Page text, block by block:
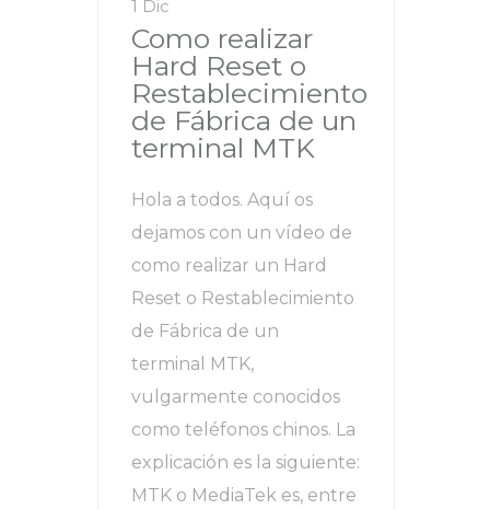
1 Dic
Como realizar
Hard Reset o
Restablecimiento
de Fábrica de un
terminal MTK
Hola a todos. Aquí os
dejamos con un vídeo de
como realizar un Hard
Reset o Restablecimiento
de Fábrica de un
terminal MTK,
vulgarmente conocidos
como teléfonos chinos. La
explicación es la siguiente:
MTK o MediaTek es, entre